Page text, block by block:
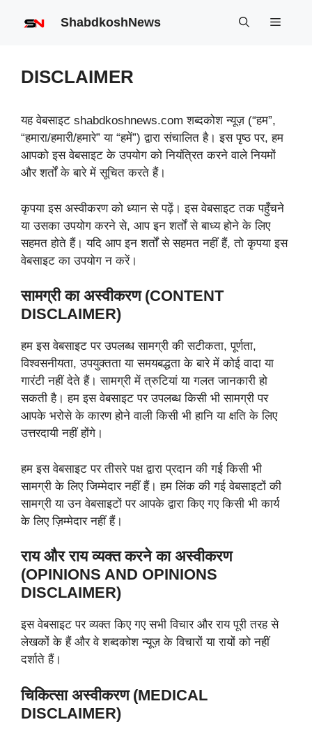
ShabdkoshNews Menu
DISCLAIMER
यह वेबसाइट shabdkoshnews.com शब्‍दकोश न्यूज़ (“हम”,
“हमारा/हमारी/हमारे” या “हमें”) द्वारा संचालित है। इस पृष्ठ पर, हम
आपको इस वेबसाइट के उपयोग को नियंत्रित करने वाले नियमों
और शर्तों के बारे में सूचित करते हैं।
कृपया इस अस्वीकरण को ध्यान से पढ़ें। इस वेबसाइट तक पहुँचने
या उसका उपयोग करने से, आप इन शर्तों से बाध्य होने के लिए
सहमत होते हैं। यदि आप इन शर्तों से सहमत नहीं हैं, तो कृपया इस
वेबसाइट का उपयोग न करें।
सामग्री का अस्वीकरण (CONTENT
DISCLAIMER)
हम इस वेबसाइट पर उपलब्ध सामग्री की सटीकता, पूर्णता,
विश्वसनीयता, उपयुक्तता या समयबद्धता के बारे में कोई वादा या
गारंटी नहीं देते हैं। सामग्री में त्रुटियां या गलत जानकारी हो
सकती है। हम इस वेबसाइट पर उपलब्ध किसी भी सामग्री पर
आपके भरोसे के कारण होने वाली किसी भी हानि या क्षति के लिए
उत्तरदायी नहीं होंगे।
हम इस वेबसाइट पर तीसरे पक्ष द्वारा प्रदान की गई किसी भी
सामग्री के लिए जिम्मेदार नहीं हैं। हम लिंक की गई वेबसाइटों की
सामग्री या उन वेबसाइटों पर आपके द्वारा किए गए किसी भी कार्य
के लिए ज़िम्मेदार नहीं हैं।
राय और राय व्यक्त करने का अस्वीकरण
(OPINIONS AND OPINIONS
DISCLAIMER)
इस वेबसाइट पर व्यक्त किए गए सभी विचार और राय पूरी तरह से
लेखकों के हैं और वे शब्‍दकोश न्यूज़ के विचारों या रायों को नहीं
दर्शाते हैं।
चिकित्सा अस्वीकरण (MEDICAL
DISCLAIMER)